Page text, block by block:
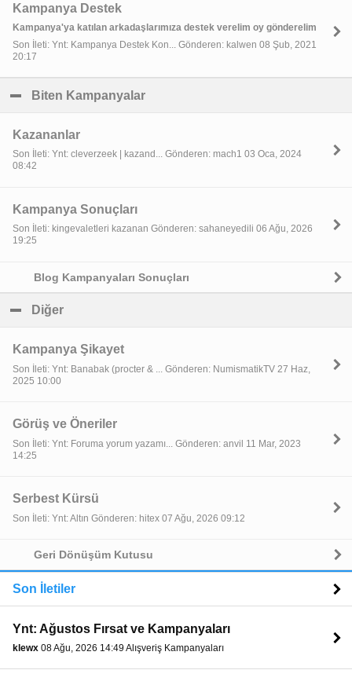
Kampanya Destek
Kampanya'ya katılan arkadaşlarımıza destek verelim oy gönderelim
Son İleti: Ynt: Kampanya Destek Kon... Gönderen: kalwen 08 Şub, 2021
20:17
Biten Kampanyalar
Kazananlar
Son İleti: Ynt: cleverzeek | kazand... Gönderen: mach1 03 Oca, 2024
08:42
Kampanya Sonuçları
Son İleti: kingevaletleri kazanan Gönderen: sahaneyedili 06 Ağu, 2026
19:25
Blog Kampanyaları Sonuçları
Diğer
Kampanya Şikayet
Son İleti: Ynt: Banabak (procter & ... Gönderen: NumismatikTV 27 Haz,
2025 10:00
Görüş ve Öneriler
Son İleti: Ynt: Foruma yorum yazamı... Gönderen: anvil 11 Mar, 2023
14:25
Serbest Kürsü
Son İleti: Ynt: Altın Gönderen: hitex 07 Ağu, 2026 09:12
Geri Dönüşüm Kutusu
Son İletiler
Ynt: Ağustos Fırsat ve Kampanyaları
klewx 08 Ağu, 2026 14:49 Alışveriş Kampanyaları